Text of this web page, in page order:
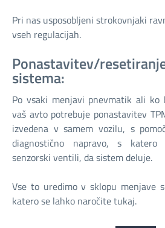
Pri nas usposobljeni strokovnjaki
vseh regulacijah.
Ponastavitev/
sistema:​
Po vsaki menjavi pnevmatik ali
vaš avto potrebuje ponastavitev
izvedena v samem vozilu, s
diagnostično napravo, s katero
senzorski ventili, da sistem deluje.
Vse to uredimo v sklopu menjave
katero se lahko naročite tukaj.